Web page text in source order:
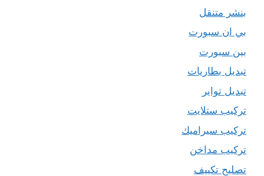
بنشر متنقل
بي ان سبورت
بين سبورت
تبديل بطاريات
تبديل تواير
تركيب ستلايت
تركيب سيراميك
تركيب مداخن
تصليح تكييف